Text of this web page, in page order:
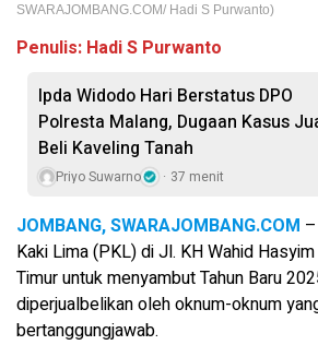
SWARAJOMBANG.COM/ Hadi S Purwanto)
Penulis: Hadi S Purwanto
Ipda Widodo Hari Berstatus DPO
Polresta Malang, Dugaan Kasus
Beli Kaveling Tanah
Priyo Suwarno 37 menit
JOMBANG, SWARAJOMBANG.COM
Kaki Lima (PKL) di Jl. KH Wahid
Timur untuk menyambut Tahun Baru
diperjualbelikan oleh oknum-oknum
bertanggungjawab.